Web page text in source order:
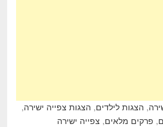
, הצגות לילדים, הצגות צפייה ישירה,
, פרקים מלאים, צפייה ישירה